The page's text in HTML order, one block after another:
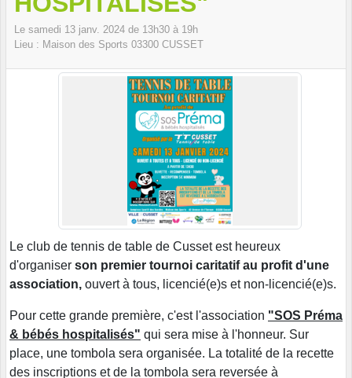
Le samedi 13 janv. 2024 de 13h30 à 19h
Lieu : Maison des Sports 03300 CUSSET
Le club de tennis de table de Cusset est heureux
d'organiser son premier tournoi caritatif au profit d'une
association, ouvert à tous, licencié(e)s et non-licencié(e)s.
Pour cette grande première, c'est l'association "SOS Préma
& bébés hospitalisés" qui sera mise à l'honneur. Sur
place, une tombola sera organisée. La totalité de la recette
des inscriptions et de la tombola sera reversée à